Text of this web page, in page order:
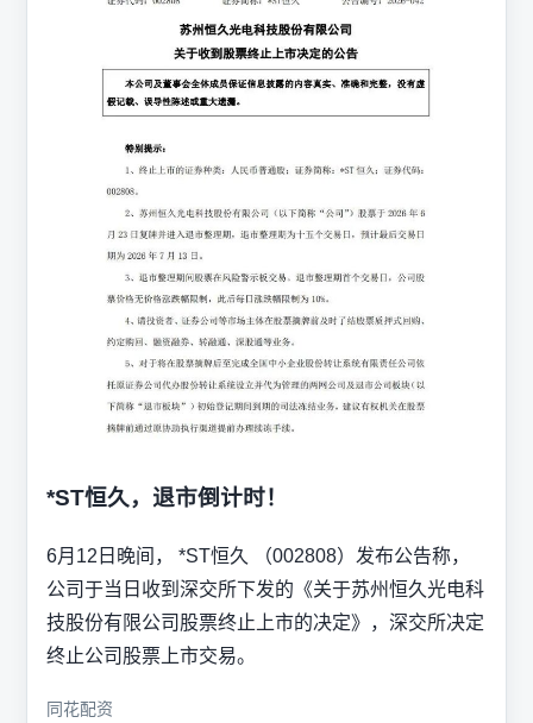
*ST恒久，退市倒计时！
6月12日晚间， *ST恒久 （002808）发布公告称，
公司于当日收到深交所下发的《关于苏州恒久光电科
技股份有限公司股票终止上市的决定》，深交所决定
终止公司股票上市交易。
同花配资